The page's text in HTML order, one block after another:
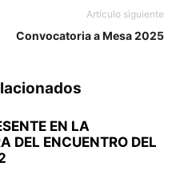
Artículo siguiente
Convocatoria a Mesa 2025
EN LA
DEL ENCUENTRO DEL